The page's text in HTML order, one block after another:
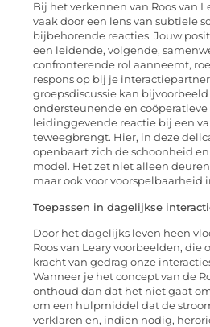
Bij het verkennen van Roos van
vaak door een lens van subtiele
bijbehorende reacties. Jouw
een leidende, volgende,
confronterende rol aanneemt,
respons op bij je
groepsdiscussie kan
ondersteunende en coöperatieve
leidinggevende reactie bij een
teweegbrengt. Hier, in deze
openbaart zich de schoonheid
model. Het zet niet alleen
maar ook voor voorspelbaarheid
Toepassen in dagelijkse
Door het dagelijks leven heen
Roos van Leary voorbeelden, die
kracht van gedrag onze
Wanneer je het concept van de
onthoud dan dat het niet gaat
om een hulpmiddel dat de
verklaren en, indien nodig,